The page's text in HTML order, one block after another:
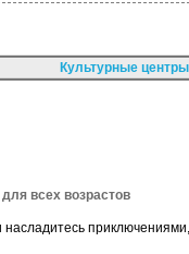
Культурные
всех возрастов